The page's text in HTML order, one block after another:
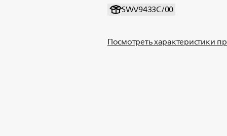
SWV9433C/00
Посмотреть характеристики